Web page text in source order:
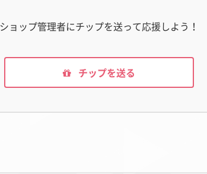
ショップ管理者にチップを送って応援しよう！
チップを送る